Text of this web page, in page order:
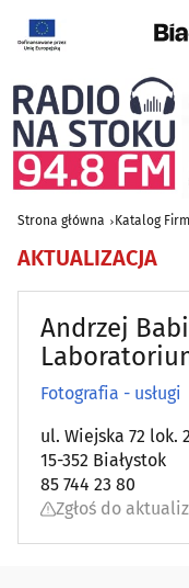
Strona główna Katalog
AKTUALIZACJA
Andrzej
Fotografia - usługi
ul. Wiejska 72 lok. 2
15-352 Białystok
85 744 23 80
Zgłoś do